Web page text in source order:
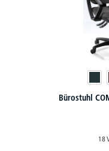
I - Synchron-Mechanik